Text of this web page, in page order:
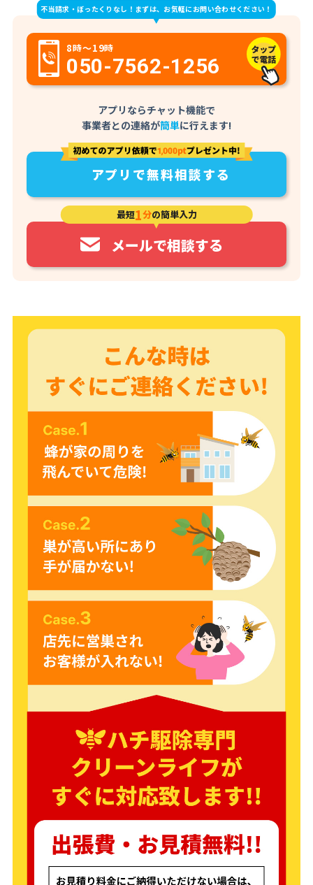
不当請求・ぼったくりなし！まずは、お気軽にお問い合わせください！
050-7562-1256
8時～19時
アプリならチャット機能で
事業者との連絡が簡単に行えます!
アプリで無料相談する
最短1分の簡単入力
メールで相談する